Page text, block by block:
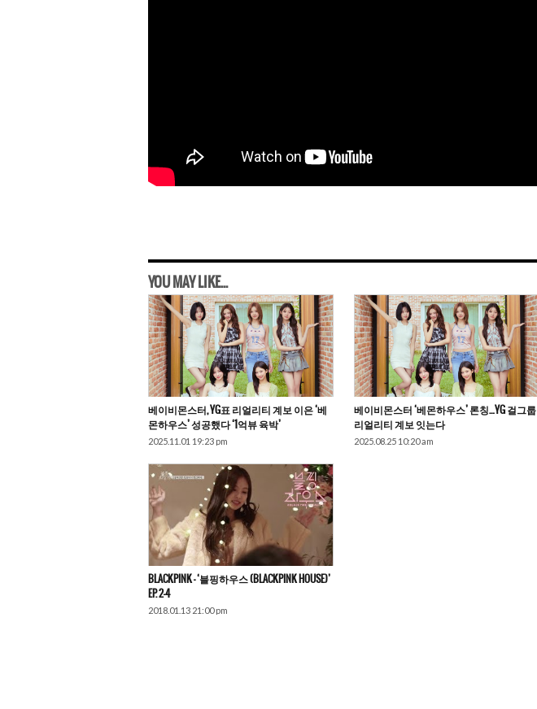
YOU MAY LIKE...
베이비몬스터, YG표 리얼리티 계보 이은 ‘베
몬하우스’ 성공했다 ‘1억뷰 육박’
2025.11.01 19:23 pm
베이비몬스터 ‘베몬하우스’ 론칭…YG 걸그룹
리얼리티 계보 잇는다
2025.08.25 10:20 am
BLACKPINK – ‘블핑하우스 (BLACKPINK HOUSE)’
EP. 2-4
2018.01.13 21:00 pm